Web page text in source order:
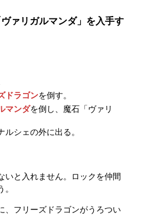
ァリガルマンダ」を入手す
ドラゴンを倒す。
マンダを倒し、魔石「ヴァリ
シェの外に出る。
いと入れません。ロックを仲間
、フリーズドラゴンがうろつい